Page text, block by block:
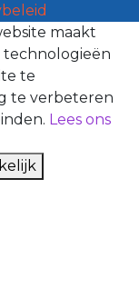
maakt
technologieën
te
te verbeteren
Lees ons